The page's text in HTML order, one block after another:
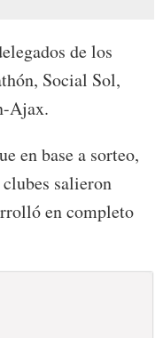
de los
Social Sol,
Ajax.
en base a sorteo,
salieron
en completo